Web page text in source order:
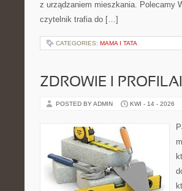
z urządzaniem mieszkania. Polecamy
czytelnik trafia do […]
CATEGORIES: MAMA I TATA
ZDROWIE I
POSTED BY ADMIN KWI - 14 - 2026